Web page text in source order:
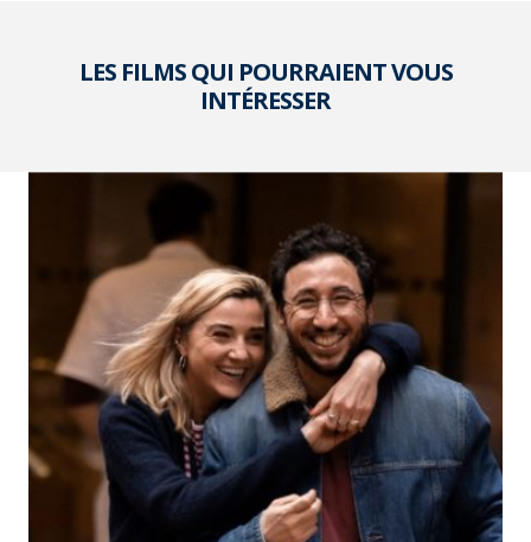
LES FILMS QUI POURRAIENT VOUS
INTÉRESSER